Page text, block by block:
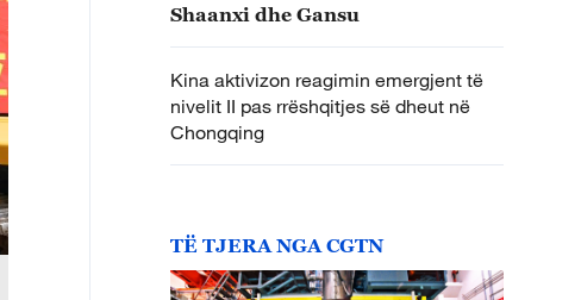
Shaanxi dhe Gansu
Kina aktivizon reagimin emergjent të
nivelit II pas rrëshqitjes së dheut në
Chongqing
TË TJERA NGA CGTN